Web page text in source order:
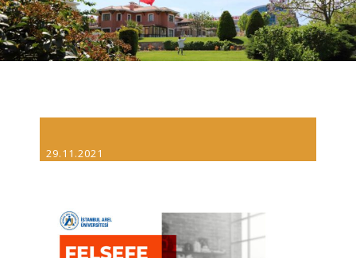
29.11.2021